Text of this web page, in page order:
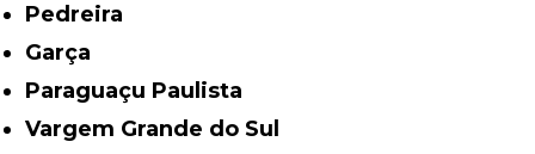
Pedreira
Garça
Paraguaçu Paulista
Vargem Grande do Sul